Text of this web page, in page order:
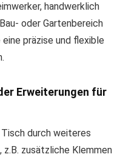
handwerklich
oder Gartenbereich
präzise und flexible
Erweiterungen für
durch weiteres
zusätzliche Klemmen